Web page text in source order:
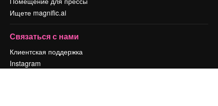
Ищете magnific.ai
Связаться с нами
Клиентская поддержка
Instagram